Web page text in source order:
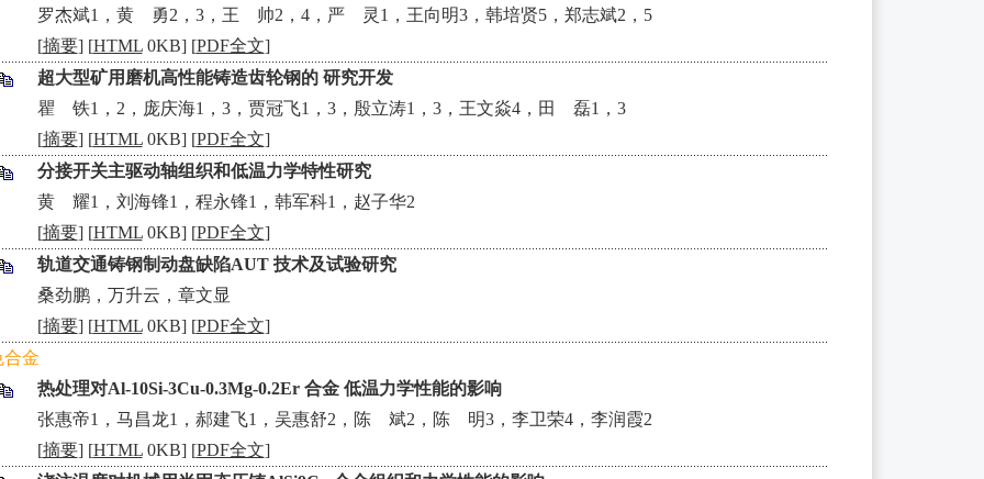
罗杰斌1，黄 勇2，3，王 帅2，4，严 灵1，王向明3，韩培贤5，郑志斌2，5
[摘要] [HTML0KB] [PDF全文]
超大型矿用磨机高性能铸造齿轮钢的 研究开发
瞿 铁1，2，庞庆海1，3，贾冠飞1，3，殷立涛1，3，王文焱4，田 磊1，3
[摘要] [HTML0KB] [PDF全文]
分接开关主驱动轴组织和低温力学特性研究
黄 耀1，刘海锋1，程永锋1，韩军科1，赵子华2
[摘要] [HTML0KB] [PDF全文]
轨道交通铸钢制动盘缺陷AUT 技术及试验研究
桑劲鹏，万升云，章文显
[摘要] [HTML0KB] [PDF全文]
合金
热处理对Al-10Si-3Cu-0.3Mg-0.2Er 合金 低温力学性能的影响
张惠帝1，马昌龙1，郝建飞1，吴惠舒2，陈 斌2，陈 明3，李卫荣4，李润霞2
[摘要] [HTML0KB] [PDF全文]